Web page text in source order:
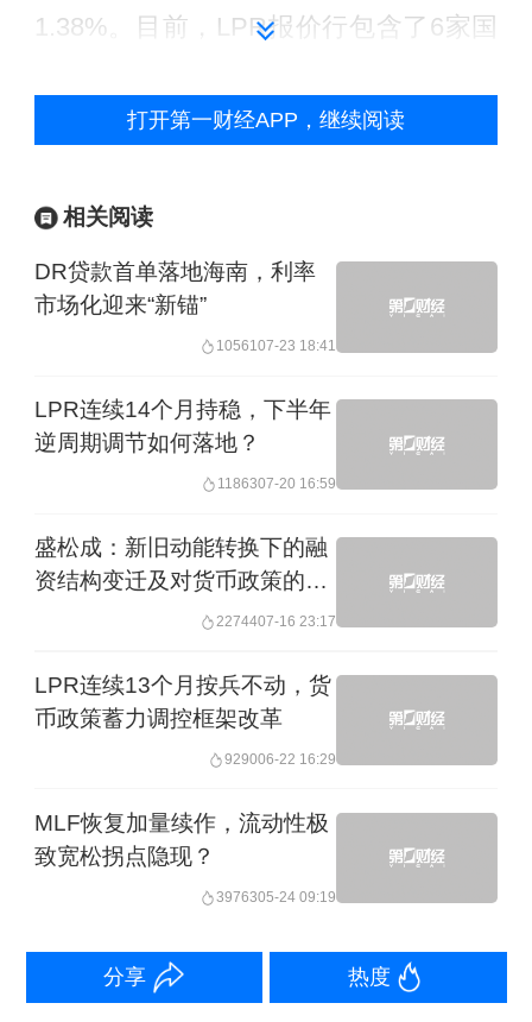
1.38%。目前，LPR报价行包含了6家国
家城商行、2家农商行、2家民营银行、2
2024年报数据来看，民营银行净息差最
兴业银行等净息差尚在1.8%以上；交通
银行的净息差最低，为1.27%。
与境外市场不同，国内政策持续推动金
融机构主动向实体经济让利，商业银行
持续减免手续费、佣金等费用，国有银
行与股份制银行中间业务净收入占比仅
在15%左右，而利差收入占比则超过
65%，净息差的持续下降对商业银行形
成较大经营压力。商业银行主动调降
LPR的客观能力不足，需要适度宽松货
币政策给予一定的政策支持。
二、当前存在较强的降准需求
随着我国金融市场总体规模逐步扩大，
货币政策总量调节的传导链条将更加复
杂，存准率对市场总量的调节难度上
打开第一财经APP，继续阅读
相关阅读
DR贷款首单落地海南，利率
市场化迎来“新锚”
1056107-23 18:41
LPR连续14个月持稳，下半年
逆周期调节如何落地？
1186307-20 16:59
盛松成：新旧动能转换下的融
资结构变迁及对货币政策的思
2274407-16 23:17
LPR连续13个月按兵不动，货
币政策蓄力调控框架改革
929006-22 16:29
MLF恢复加量续作，流动性极
致宽松拐点隐现？
3976305-24 09:19
分享 热度